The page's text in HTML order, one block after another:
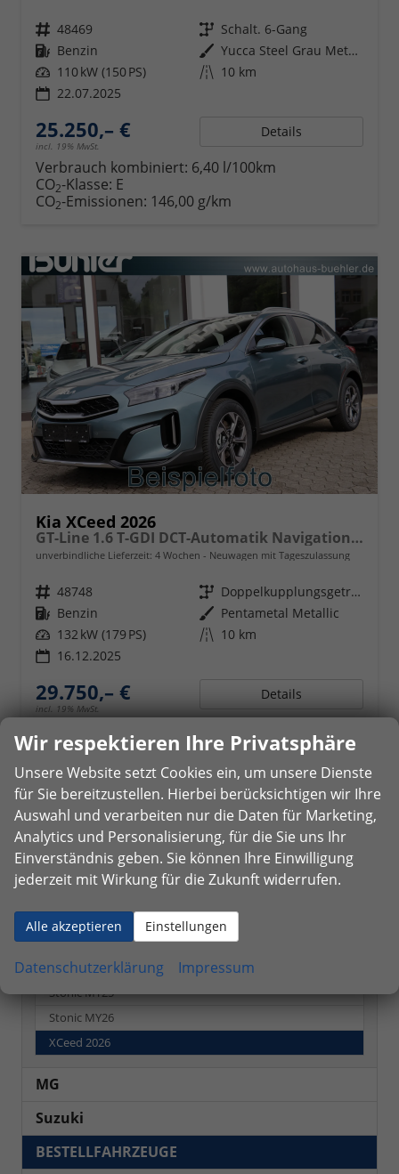
Fahrzeugnr. 48469 Getriebe Schalt. 6-Gang
Kraftstoff Benzin Außenfarbe
Yucca Steel Grau Metallic
Leistung 110 kW (150 PS) Kilometerstand 10 km
22.07.2025
25.250,– €
incl. 19% MwSt.
Details
Verbrauch kombiniert: 6,40 l/100km
CO2-Klasse: E
CO2-Emissionen: 146,00 g/km
Kia XCeed 2026
GT-Line 1.6 T-GDI DCT-Automatik Navigation, Sitzheizung
unverbindliche Lieferzeit: 4 Wochen Neuwagen mit Tageszulassung
Fahrzeugnr. 48748 Getriebe
Doppelkupplungsgetriebe (DSG)
Kraftstoff Benzin Außenfarbe Pentametal Metallic
Leistung 132 kW (179 PS) Kilometerstand 10 km
16.12.2025
29.750,– €
incl. 19% MwSt.
Details
CO2 -Klasse:E
2 -Emissionen: 155,00 g/km
Fahrzeugnr.
NEUWAGEN
K4
K4 Sportswagon
Stonic MY25
Stonic MY26
XCeed 2026
MG
Suzuki
BESTELLFAHRZEUGE
Wir respektieren Ihre Privatsphäre
Unsere Website setzt Cookies ein, um unsere Dienste
für Sie bereitzustellen. Hierbei berücksichtigen wir Ihre
Auswahl und verarbeiten nur die Daten für Marketing,
Analytics und Personalisierung, für die Sie uns Ihr
Einverständnis geben. Sie können Ihre Einwilligung
jederzeit mit Wirkung für die Zukunft widerrufen.
Alle akzeptieren Einstellungen
Datenschutzerklärung Impressum